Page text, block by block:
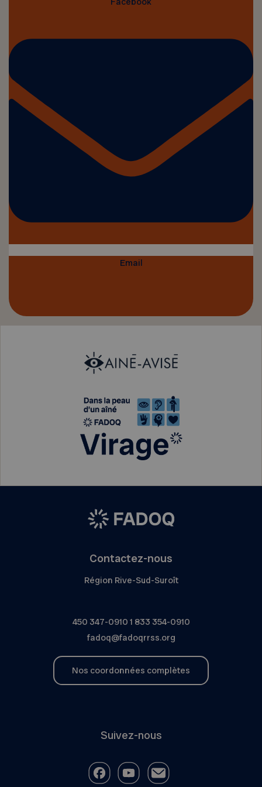
Email
Contactez-nous
Région Rive-Sud-Suroît
450 347-0910 1 833 354-0910
fadoq@fadoqrrss.org
Nos coordonnées complètes
Suivez-nous